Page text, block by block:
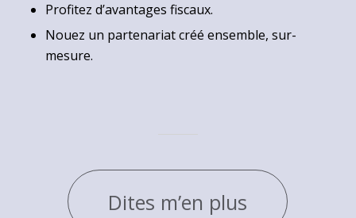
Profitez d’avantages fiscaux.
Nouez un partenariat créé ensemble, sur-
mesure.
Dites m’en plus